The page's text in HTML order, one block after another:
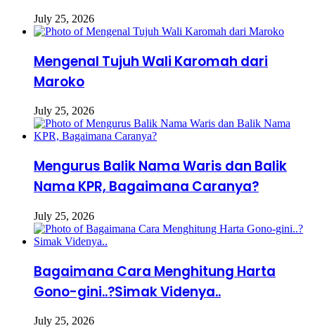
July 25, 2026
Mengenal Tujuh Wali Karomah dari
Maroko
July 25, 2026
Mengurus Balik Nama Waris dan Balik
Nama KPR, Bagaimana Caranya?
July 25, 2026
Bagaimana Cara Menghitung Harta
Gono-gini..?Simak Videnya..
July 25, 2026